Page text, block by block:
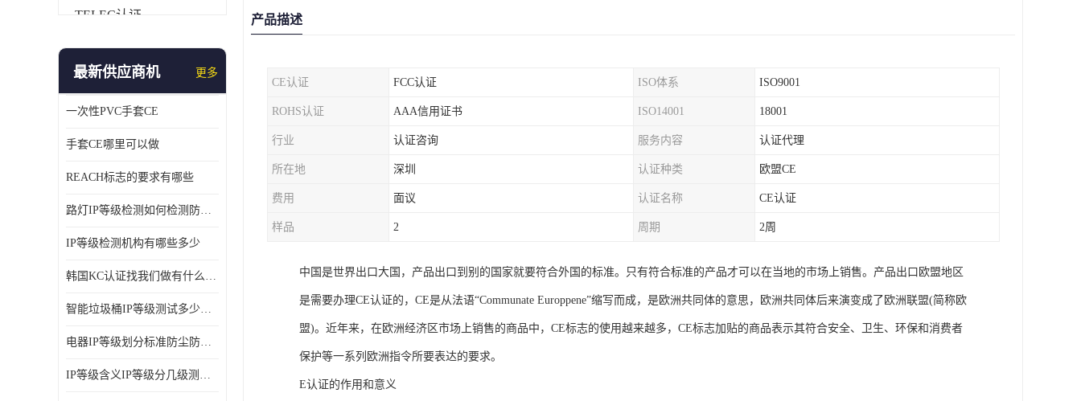
TELEC认证
CCC认证
ISO14001体系认证
OHSAS18001体系认证
最新供应商机 更多
一次性PVC手套CE
手套CE哪里可以做
REACH标志的要求有哪些
路灯IP等级检测如何检测防尘防水
IP等级检测机构有哪些多少
韩国KC认证找我们做有什么优势
智能垃圾桶IP等级测试多少钱要多久时间
电器IP等级划分标准防尘防尘IP等级测试报告
IP等级含义IP等级分几级测试容易过吗
产品描述
CE认证 FCC认证 ISO体系 ISO9001
ROHS认证 AAA信用证书 ISO14001 18001
行业 认证咨询 服务内容 认证代理
所在地 深圳 认证种类 欧盟CE
费用 面议 认证名称 CE认证
样品 2 周期 2周
中国是世界出口大国，产品出口到别的国家就要符合外国的标准。只有符合标准的产品才可以在当地的市场上销售。产品出口欧盟地区
是需要办理CE认证的，CE是从法语“Communate Europpene”缩写而成，是欧洲共同体的意思，欧洲共同体后来演变成了欧洲联盟(简称欧
盟)。近年来，在欧洲经济区市场上销售的商品中，CE标志的使用越来越多，CE标志加贴的商品表示其符合安全、卫生、环保和消费者
保护等一系列欧洲指令所要表达的要求。
E认证的作用和意义